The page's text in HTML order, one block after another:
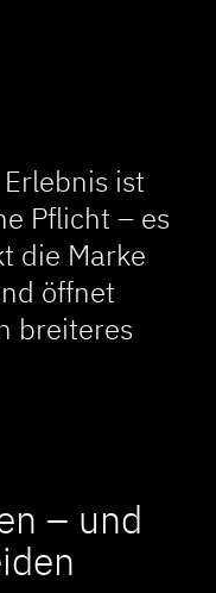
ist
Pflicht – es
die Marke
öffnet
breiteres
– und